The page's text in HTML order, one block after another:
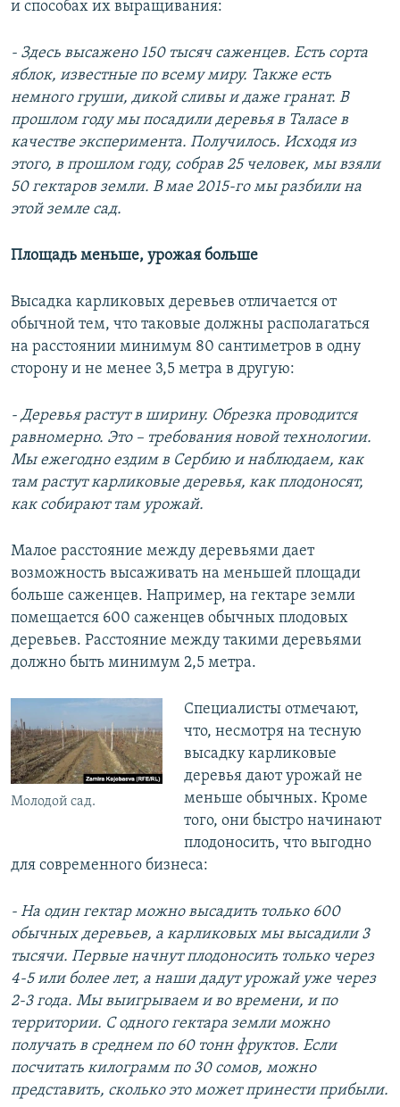
и способах их выращивания:
- Здесь высажено 150 тысяч саженцев. Есть сорта
яблок, известные по всему миру. Также есть
немного груши, дикой сливы и даже гранат. В
прошлом году мы посадили деревья в Таласе в
качестве эксперимента. Получилось. Исходя из
этого, в прошлом году, собрав 25 человек, мы взяли
50 гектаров земли. В мае 2015-го мы разбили на
этой земле сад.
Площадь меньше, урожая больше
Высадка карликовых деревьев отличается от
обычной тем, что таковые должны располагаться
на расстоянии минимум 80 сантиметров в одну
сторону и не менее 3,5 метра в другую:
- Деревья растут в ширину. Обрезка проводится
равномерно. Это – требования новой технологии.
Мы ежегодно ездим в Сербию и наблюдаем, как
там растут карликовые деревья, как плодоносят,
как собирают там урожай.
Малое расстояние между деревьями дает
возможность высаживать на меньшей площади
больше саженцев. Например, на гектаре земли
помещается 600 саженцев обычных плодовых
деревьев. Расстояние между такими деревьями
должно быть минимум 2,5 метра.
Молодой сад.
Специалисты отмечают,
что, несмотря на тесную
высадку карликовые
деревья дают урожай не
меньше обычных. Кроме
того, они быстро начинают
плодоносить, что выгодно
для современного бизнеса:
- На один гектар можно высадить только 600
обычных деревьев, а карликовых мы высадили 3
тысячи. Первые начнут плодоносить только через
4-5 или более лет, а наши дадут урожай уже через
2-3 года. Мы выигрываем и во времени, и по
территории. С одного гектара земли можно
получать в среднем по 60 тонн фруктов. Если
посчитать килограмм по 30 сомов, можно
представить, сколько это может принести прибыли.